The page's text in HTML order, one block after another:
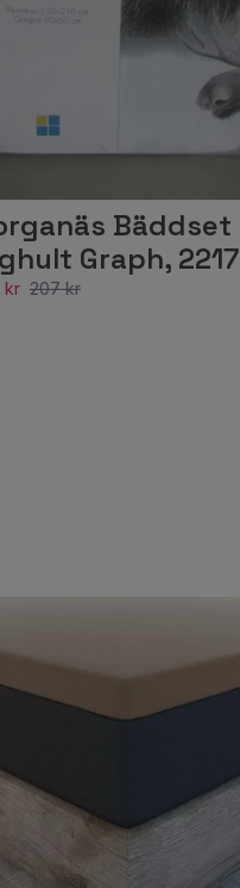
Bäddset
Graph, 2217
kr 207 kr